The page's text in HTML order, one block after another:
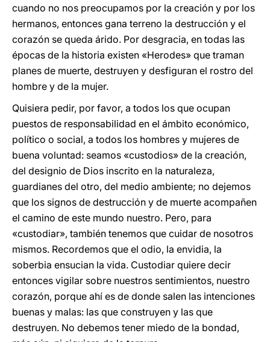
cuando no nos preocupamos por la creación y por los
hermanos, entonces gana terreno la destrucción y el
corazón se queda árido. Por desgracia, en todas las
épocas de la historia existen «Herodes» que traman
planes de muerte, destruyen y desfiguran el rostro del
hombre y de la mujer.
Quisiera pedir, por favor, a todos los que ocupan
puestos de responsabilidad en el ámbito económico,
político o social, a todos los hombres y mujeres de
buena voluntad: seamos «custodios» de la creación,
del designio de Dios inscrito en la naturaleza,
guardianes del otro, del medio ambiente; no dejemos
que los signos de destrucción y de muerte acompañen
el camino de este mundo nuestro. Pero, para
«custodiar», también tenemos que cuidar de nosotros
mismos. Recordemos que el odio, la envidia, la
soberbia ensucian la vida. Custodiar quiere decir
entonces vigilar sobre nuestros sentimientos, nuestro
corazón, porque ahí es de donde salen las intenciones
buenas y malas: las que construyen y las que
destruyen. No debemos tener miedo de la bondad,